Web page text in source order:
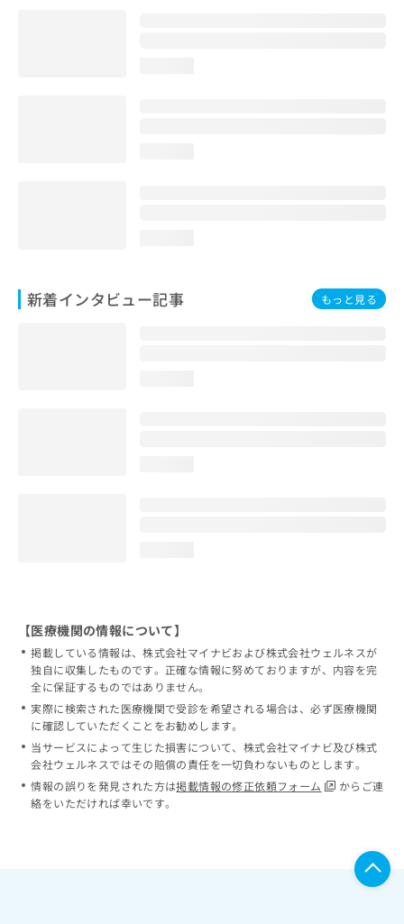
新着インタビュー記事 もっと見る
【医療機関の情報について】
掲載している情報は、株式会社マイナビおよび株式会社ウェルネスが
独自に収集したものです。正確な情報に努めておりますが、内容を完
全に保証するものではありません。
実際に検索された医療機関で受診を希望される場合は、必ず医療機関
に確認していただくことをお勧めします。
当サービスによって生じた損害について、株式会社マイナビ及び株式
会社ウェルネスではその賠償の責任を一切負わないものとします。
情報の誤りを発見された方は掲載情報の修正依頼フォーム
からご連
絡をいただければ幸いです。